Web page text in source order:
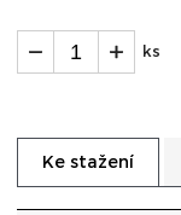
ks
Ke stažení